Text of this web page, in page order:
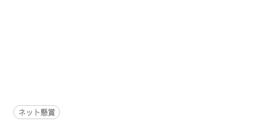
ネット懸賞